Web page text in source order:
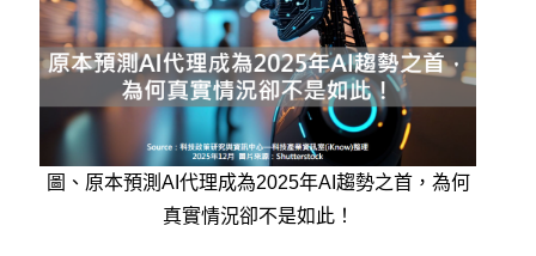
圖、原本預測AI代理成為2025年AI趨勢之首，為何
真實情況卻不是如此！